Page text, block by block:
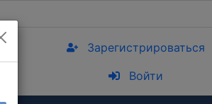
Зарегистрироваться
Войти